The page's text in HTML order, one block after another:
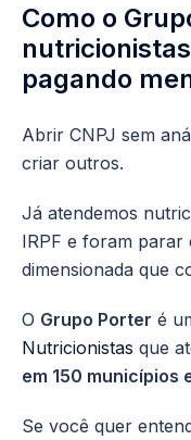
Como o
pagando
Abrir CNPJ sem
criar outros.
Já atendemos
IRPF e foram parar
dimensionada que
O Grupo Porter é
Nutricionistas que
em 150 municípios
Se você quer